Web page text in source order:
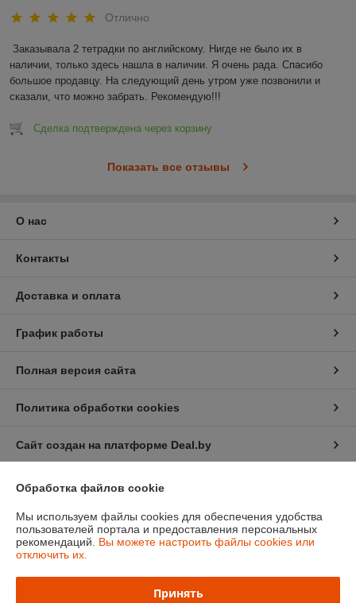
Отлично
Заказывала 2 тетрадки по английскому. Нигде не было их в
наличии, только здесь нашла в наличии. Я очень рада. Спасибо
большое продавцу. На следующий день утром уже позвонили и
сказали, что можно забрать. Рекомендую!!!
Сделка подтверждена через корзину
Показать все отзывы
О нас
Контакты
Доставка и оплата
График работы
Полная версия сайта
Политика обработки cookies
Сайт создан на платформе Deal.by
Информация для покупателя
Юридическое лицо:ЧТУП «Мечты Киры»
220024, г. Минск, ул. Асаналиева, д.42
Обработка файлов cookie
Мы используем файлы cookies для обеспечения удобства
пользователей портала и предоставления персональных
рекомендаций. Вы можете настроить файлы cookies или
отключить их.
Принять